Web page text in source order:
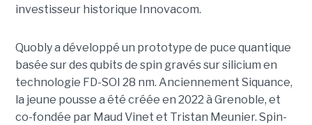
investisseur historique Innovacom.
Quobly a développé un prototype de puce quantique
basée sur des qubits de spin gravés sur silicium en
technologie FD-SOI 28 nm. Anciennement Siquance,
la jeune pousse a été créée en 2022 à Grenoble, et
co-fondée par Maud Vinet et Tristan Meunier. Spin-